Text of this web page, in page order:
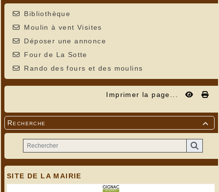
Bibliothèque
Moulin à vent Visites
Déposer une annonce
Four de La Sotte
Rando des fours et des moulins
Imprimer la page...

Recherche
SITE DE LA MAIRIE